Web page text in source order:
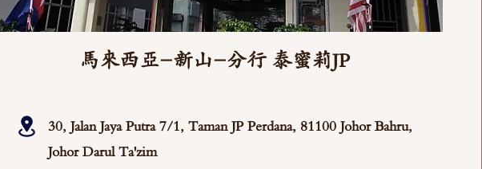
馬來西亞-新山-分行 泰蜜莉JP
30, Jalan Jaya Putra 7/1, Taman JP Perdana, 81100 Johor Bahru,
Johor Darul Ta'zim